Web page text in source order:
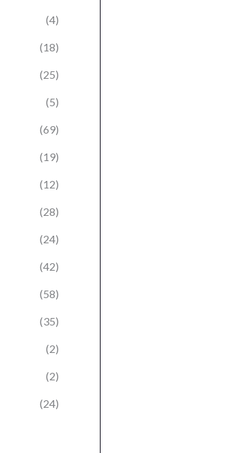
(4)
(18)
(25)
(5)
(69)
(19)
(12)
(28)
(24)
(42)
(58)
(35)
(2)
(2)
(24)